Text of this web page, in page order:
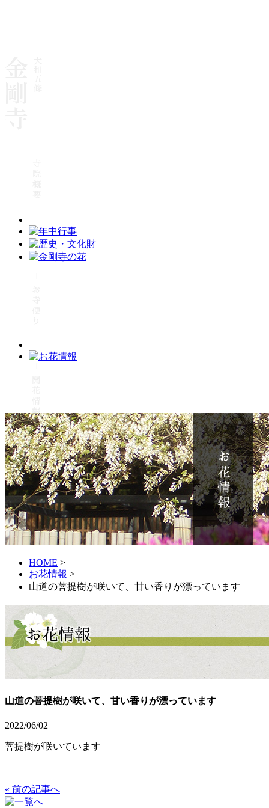
HOME >
お花情報 >
山道の菩提樹が咲いて、甘い香りが漂っています
山道の菩提樹が咲いて、甘い香りが漂っています
2022/06/02
菩提樹が咲いています
« 前の記事へ